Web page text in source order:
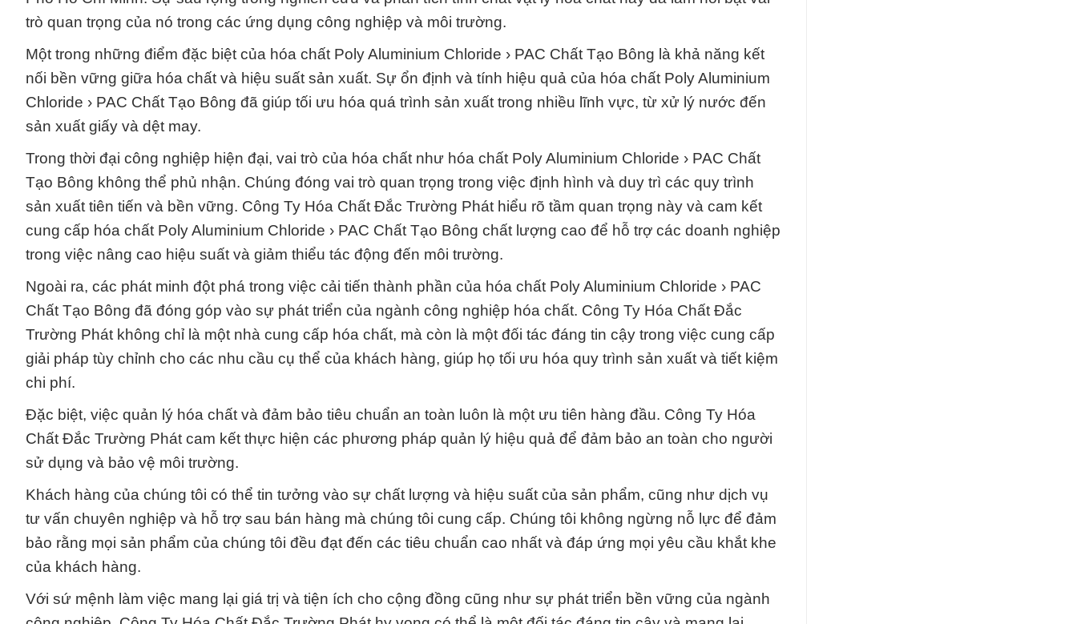
trò quan trọng của nó trong các ứng dụng công nghiệp và môi trường.
Một trong những điểm đặc biệt của hóa chất Poly Aluminium Chloride › PAC Chất Tạo Bông là khả năng kết
nối bền vững giữa hóa chất và hiệu suất sản xuất. Sự ổn định và tính hiệu quả của hóa chất Poly Aluminium
Chloride › PAC Chất Tạo Bông đã giúp tối ưu hóa quá trình sản xuất trong nhiều lĩnh vực, từ xử lý nước đến
sản xuất giấy và dệt may.
Trong thời đại công nghiệp hiện đại, vai trò của hóa chất như hóa chất Poly Aluminium Chloride › PAC Chất
Tạo Bông không thể phủ nhận. Chúng đóng vai trò quan trọng trong việc định hình và duy trì các quy trình
sản xuất tiên tiến và bền vững. Công Ty Hóa Chất Đắc Trường Phát hiểu rõ tầm quan trọng này và cam kết
cung cấp hóa chất Poly Aluminium Chloride › PAC Chất Tạo Bông chất lượng cao để hỗ trợ các doanh nghiệp
trong việc nâng cao hiệu suất và giảm thiểu tác động đến môi trường.
Ngoài ra, các phát minh đột phá trong việc cải tiến thành phần của hóa chất Poly Aluminium Chloride › PAC
Chất Tạo Bông đã đóng góp vào sự phát triển của ngành công nghiệp hóa chất. Công Ty Hóa Chất Đắc
Trường Phát không chỉ là một nhà cung cấp hóa chất, mà còn là một đối tác đáng tin cậy trong việc cung cấp
giải pháp tùy chỉnh cho các nhu cầu cụ thể của khách hàng, giúp họ tối ưu hóa quy trình sản xuất và tiết kiệm
chi phí.
Đặc biệt, việc quản lý hóa chất và đảm bảo tiêu chuẩn an toàn luôn là một ưu tiên hàng đầu. Công Ty Hóa
Chất Đắc Trường Phát cam kết thực hiện các phương pháp quản lý hiệu quả để đảm bảo an toàn cho người
sử dụng và bảo vệ môi trường.
Khách hàng của chúng tôi có thể tin tưởng vào sự chất lượng và hiệu suất của sản phẩm, cũng như dịch vụ
tư vấn chuyên nghiệp và hỗ trợ sau bán hàng mà chúng tôi cung cấp. Chúng tôi không ngừng nỗ lực để đảm
bảo rằng mọi sản phẩm của chúng tôi đều đạt đến các tiêu chuẩn cao nhất và đáp ứng mọi yêu cầu khắt khe
của khách hàng.
Với sứ mệnh làm việc mang lại giá trị và tiện ích cho cộng đồng cũng như sự phát triển bền vững của ngành